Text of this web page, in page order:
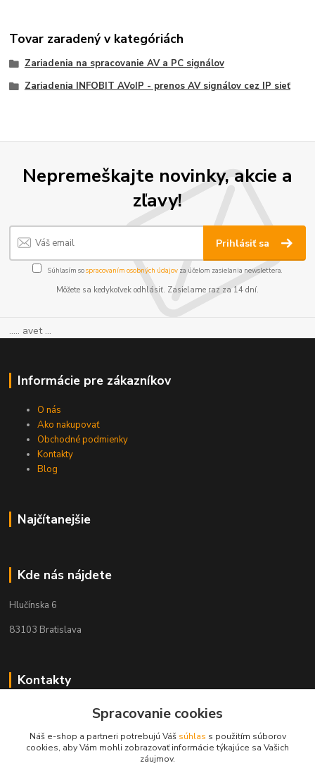
Tovar zaradený v kategóriách
Zariadenia na spracovanie AV a PC signálov
Zariadenia INFOBIT AVoIP - prenos AV signálov cez IP sieť
Nepremeškajte novinky, akcie a
zľavy!
Prihlásiť sa
Súhlasím sospracovaním osobných údajov za účelom zasielania newslettera.
Môžete sa kedykoľvek odhlásiť. Zasielame raz za 14 dní.
..... avet ...
Informácie pre zákazníkov
O nás
Ako nakupovať
Obchodné podmienky
Kontakty
Blog
Najčítanejšie
Kde nás nájdete
Hlučínska 6
83103 Bratislava
Kontakty
+421 908 678 479
info@audiovideoshop.sk
Spracovanie cookies
Náš e-shop a partneri potrebujú Váš súhlas s použitím súborov
cookies, aby Vám mohli zobrazovať informácie týkajúce sa Vašich
záujmov.